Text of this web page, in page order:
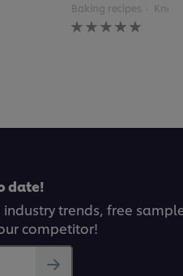
Baking recipes
Knorr
No
ratings
date!
trends, free
competitor!